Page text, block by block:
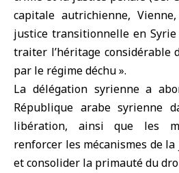
capitale autrichienne,
justice transitionnelle en
traiter l’héritage considérable
par le régime déchu».
La délégation syrienne a
République arabe syrienne
libération, ainsi que les
renforcer les mécanismes de
et consolider la primauté du